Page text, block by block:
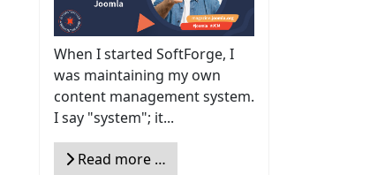
When I started SoftForge, I
was maintaining my own
content management system.
I say "system"; it...
Read more …